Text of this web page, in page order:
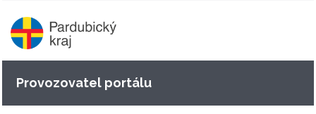
Provozovatel portálu